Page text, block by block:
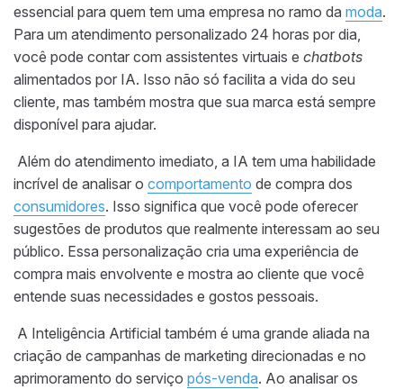
essencial para quem tem uma empresa no ramo da moda.
Para um atendimento personalizado 24 horas por dia,
você pode contar com assistentes virtuais e chatbots
alimentados por IA. Isso não só facilita a vida do seu
cliente, mas também mostra que sua marca está sempre
disponível para ajudar.
Além do atendimento imediato, a IA tem uma habilidade
incrível de analisar o comportamento de compra dos
consumidores. Isso significa que você pode oferecer
sugestões de produtos que realmente interessam ao seu
público. Essa personalização cria uma experiência de
compra mais envolvente e mostra ao cliente que você
entende suas necessidades e gostos pessoais.
A Inteligência Artificial também é uma grande aliada na
criação de campanhas de marketing direcionadas e no
aprimoramento do serviço pós-venda. Ao analisar os